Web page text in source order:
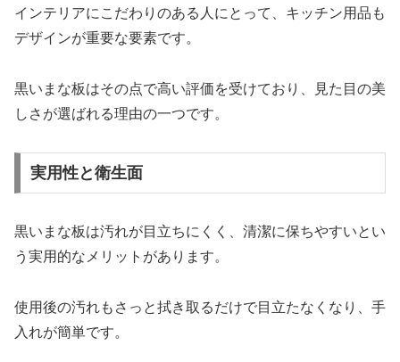
インテリアにこだわりのある人にとって、キッチン用品も
デザインが重要な要素です。
黒いまな板はその点で高い評価を受けており、見た目の美
しさが選ばれる理由の一つです。
実用性と衛生面
黒いまな板は汚れが目立ちにくく、清潔に保ちやすいとい
う実用的なメリットがあります。
使用後の汚れもさっと拭き取るだけで目立たなくなり、手
入れが簡単です。